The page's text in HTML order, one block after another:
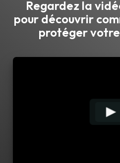
Regardez la
pour découvrir
protéger